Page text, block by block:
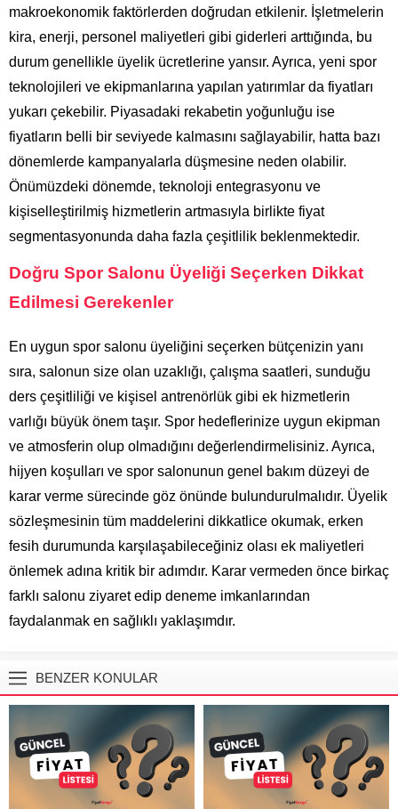
makroekonomik faktörlerden doğrudan etkilenir. İşletmelerin
kira, enerji, personel maliyetleri gibi giderleri arttığında, bu
durum genellikle üyelik ücretlerine yansır. Ayrıca, yeni spor
teknolojileri ve ekipmanlarına yapılan yatırımlar da fiyatları
yukarı çekebilir. Piyasadaki rekabetin yoğunluğu ise
fiyatların belli bir seviyede kalmasını sağlayabilir, hatta bazı
dönemlerde kampanyalarla düşmesine neden olabilir.
Önümüzdeki dönemde, teknoloji entegrasyonu ve
kişiselleştirilmiş hizmetlerin artmasıyla birlikte fiyat
segmentasyonunda daha fazla çeşitlilik beklenmektedir.
Doğru Spor Salonu Üyeliği Seçerken Dikkat
Edilmesi Gerekenler
En uygun spor salonu üyeliğini seçerken bütçenizin yanı
sıra, salonun size olan uzaklığı, çalışma saatleri, sunduğu
ders çeşitliliği ve kişisel antrenörlük gibi ek hizmetlerin
varlığı büyük önem taşır. Spor hedeflerinize uygun ekipman
ve atmosferin olup olmadığını değerlendirmelisiniz. Ayrıca,
hijyen koşulları ve spor salonunun genel bakım düzeyi de
karar verme sürecinde göz önünde bulundurulmalıdır. Üyelik
sözleşmesinin tüm maddelerini dikkatlice okumak, erken
fesih durumunda karşılaşabileceğiniz olası ek maliyetleri
önlemek adına kritik bir adımdır. Karar vermeden önce birkaç
farklı salonu ziyaret edip deneme imkanlarından
faydalanmak en sağlıklı yaklaşımdır.
BENZER KONULAR